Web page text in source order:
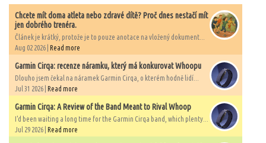
Chcete mít doma atleta nebo zdravé dítě? Proč dnes nestačí mít
jen dobrého trenéra.
Článek je krátký, protože je to pouze anotace na vložený dokument...
Aug 02 2026 | Read more
Garmin Cirqa: recenze náramku, který má konkurovat Whoopu
Dlouho jsem čekal na náramek Garmin Cirqa, o kterém hodně lidí...
Jul 31 2026 | Read more
Garmin Cirqa: A Review of the Band Meant to Rival Whoop
I'd been waiting a long time for the Garmin Cirqa band, which plenty...
Jul 29 2026 | Read more